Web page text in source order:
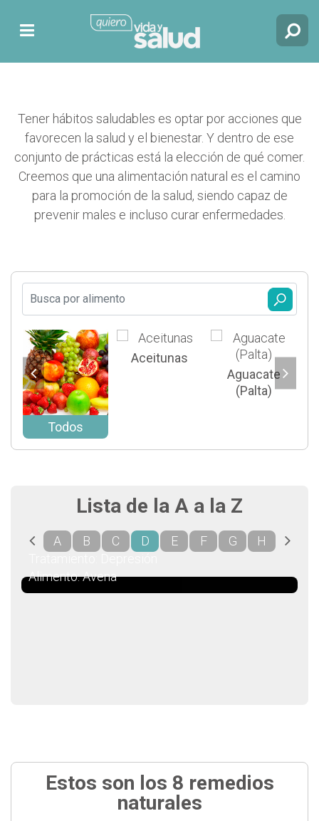
Tener hábitos saludables es optar por acciones que
favorecen la salud y el bienestar. Y dentro de ese
conjunto de prácticas está la elección de qué comer.
Creemos que una alimentación natural es el camino
para la promoción de la salud, siendo capaz de
prevenir males e incluso curar enfermedades.
Todos
Aceitunas
Aguacate
(Palta)
Lista de la A a la Z
A B C D E F G H I
Alimento: Avena
Estos son los 8 remedios
naturales